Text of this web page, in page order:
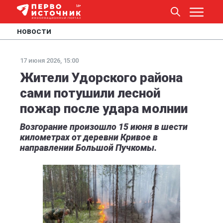
НОВОСТИ
17 июня 2026, 15:00
Жители Удорского района
сами потушили лесной
пожар после удара молнии
Возгорание произошло 15 июня в шести
километрах от деревни Кривое в
направлении Большой Пучкомы.